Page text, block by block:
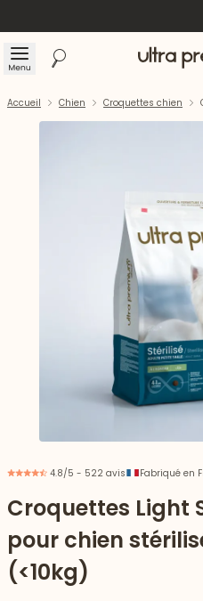
Menu Rechercher Accueil
Accueil Chien Croquettes chien
4.8/5 - 522 avis Fabriqué en
Croquettes Light
pour chien
(<10kg)